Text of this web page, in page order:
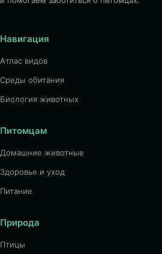
Навигация
Атлас видов
Среды обитания
Биология животных
Питомцам
Домашние животные
Здоровье и уход
Питание
Природа
Птицы